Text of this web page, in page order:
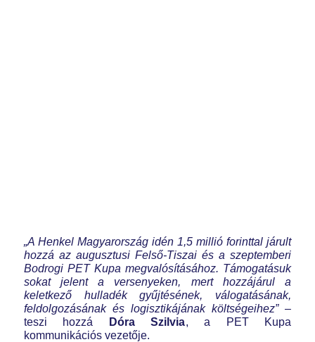
„A Henkel Magyarország idén 1,5 millió forinttal járult
hozzá az augusztusi Felső-Tiszai és a szeptemberi
Bodrogi PET Kupa megvalósításához. Támogatásuk
sokat jelent a versenyeken, mert hozzájárul a
keletkező hulladék gyűjtésének, válogatásának,
feldolgozásának és logisztikájának költségeihez”–
teszi hozzá
Dóra Szilvia, a PET Kupa
kommunikációs vezetője.